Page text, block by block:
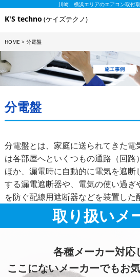
川崎、横浜エリアのエアコン取付
K'S techno (ケイズテクノ)
HOME > 分電盤
分電盤
分電盤とは、家庭に送られてきた電
は各部屋へといくつもの通路（回路
ほか、漏電時に自動的に電気を遮断
する漏電遮断器や、電気の使い過ぎ
を防ぐ配線用遮断器などを装置した
取り扱いメ
各種メーカー対応
ここにないメーカーでもお